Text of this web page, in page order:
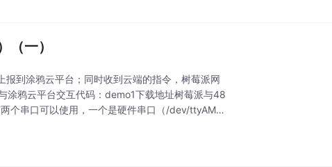
一）
到涂鸦云平台；同时收到云端的指令，树莓派网
涂鸦云平台交互代码：demo1下载地址树莓派与48
个串口可以使用，一个是硬件串口（/dev/ttyAMA